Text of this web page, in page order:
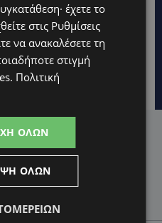
γινόμουν εγώ τα μάτια
πόλη» -(Βίντεο)
έχετε το
στις Ρυθμίσεις
να ανακαλέσετε τη
στιγμή
. Πολιτική
ΌΛΩΝ
ΌΛΩΝ